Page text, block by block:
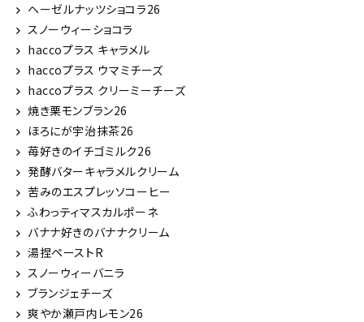
ヘーゼルナッツショコラ26
スノーウィーショコラ
haccoプラス キャラメル
haccoプラス ウマミチーズ
haccoプラス クリーミーチーズ
焼き栗モンブラン26
ほろにが宇治抹茶26
苺好きのイチゴミルク26
発酵バターキャラメルクリーム
苦みのエスプレッソコーヒー
ふわっティマスカルポーネ
バナナ好きのバナナクリーム
湯捏ペーストR
スノーウィーバニラ
ブランジェチーズ
爽やか瀬戸内レモン26